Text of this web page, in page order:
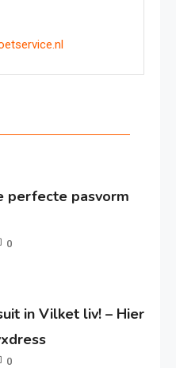
perfecte pasvorm
0
in Vilket liv! – Hier
0